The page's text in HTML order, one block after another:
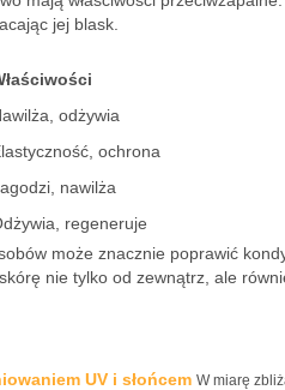
jej blask.
odżywia
ochrona
nawilża
regeneruje
może znacznie poprawić
nie tylko od zewnątrz, ale
UV i słońcem W miarę